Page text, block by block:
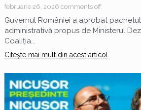
februarie 26, 2026 comments off
Guvernul României a aprobat
administrativă propus de Ministerul
Coaliția...
Citește mai mult din acest articol